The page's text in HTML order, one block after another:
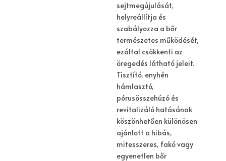
sejtmegújulását,
helyreállítja és
szabályozza a bőr
természetes működését,
ezáltal csökkenti az
öregedés látható jeleit.
Tisztító, enyhén
hámlasztó,
pórusösszehúzó és
revitalizáló hatásának
köszönhetően különösen
ajánlott a hibás,
mitesszeres, fakó vagy
egyenetlen bőr